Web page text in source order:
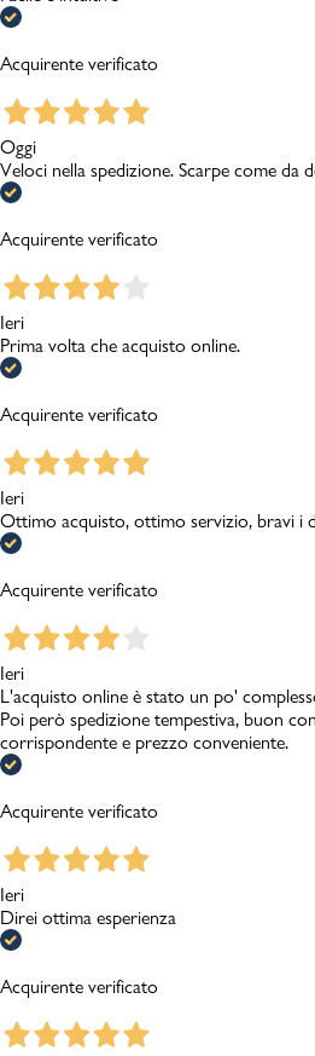
Acquirente verificato
Oggi
Veloci nella spedizione. Scarpe come da
Acquirente verificato
Ieri
Prima volta che acquisto online.
Acquirente verificato
Ieri
Ottimo acquisto, ottimo servizio, bravi i
Acquirente verificato
Ieri
L'acquisto online è stato un po'
Poi però spedizione tempestiva, buon
corrispondente e prezzo conveniente.
Acquirente verificato
Ieri
Direi ottima esperienza
Acquirente verificato